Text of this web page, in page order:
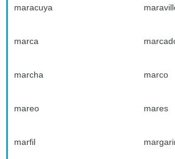
maracuya
marca
marcha marco
mareo mares
marfil